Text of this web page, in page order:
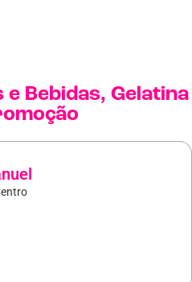
e Bebidas, Gelatina